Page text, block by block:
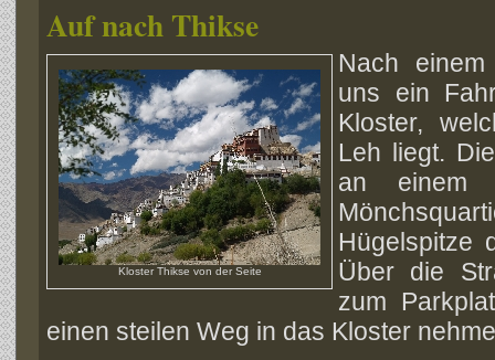
Auf nach Thikse
Kloster Thikse von der Seite
Nach
uns ein
Kloster,
Leh liegt.
an einem
Hügelspitze
Über die
zum
einen steilen Weg in das Kloster